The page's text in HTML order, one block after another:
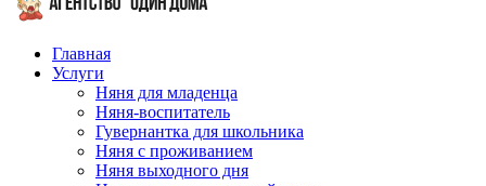
Главная
Услуги
Няня для младенца
Няня-воспитатель
Гувернантка для школьника
Няня с проживанием
Няня выходного дня